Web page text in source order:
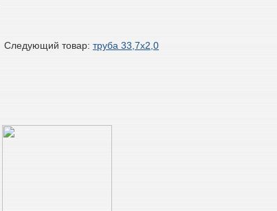
Следующий товар: труба 33,7х2,0